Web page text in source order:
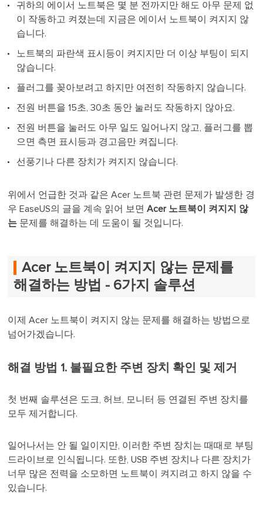
귀하의 에이서 노트북은 몇 분 전까지만 해도 아무 문제 없
이 작동하고 켜졌는데 지금은 에이서 노트북이 켜지지 않
습니다.
노트북의 파란색 표시등이 켜지지만 더 이상 부팅이 되지
않습니다.
플러그를 꽂아보려고 하지만 여전히 작동하지 않습니다.
전원 버튼을 15초, 30초 동안 눌러도 작동하지 않아요.
전원 버튼을 눌러도 아무 일도 일어나지 않고, 플러그를 뽑
으면 측면 표시등과 경고음만 켜집니다.
선풍기나 다른 장치가 켜지지 않습니다.
위에서 언급한 것과 같은 Acer 노트북 관련 문제가 발생한 경
우 EaseUS의 글을 계속 읽어 보면Acer 노트북이 켜지지 않
는 문제를 해결하는 데 도움이 될 것입니다.
Acer 노트북이 켜지지 않는 문제를
해결하는 방법 - 6가지 솔루션
이제 Acer 노트북이 켜지지 않는 문제를 해결하는 방법으로
넘어가겠습니다.
해결 방법 1. 불필요한 주변 장치 확인 및 제거
첫 번째 솔루션은 도크, 허브, 모니터 등 연결된 주변 장치를
모두 제거합니다.
일어나서는 안 될 일이지만, 이러한 주변 장치는 때때로 부팅
드라이브로 인식됩니다. 또한, USB 주변 장치나 다른 장치가
너무 많은 전력을 소모하면 노트북이 켜지려고 하지 않을 수
있습니다.